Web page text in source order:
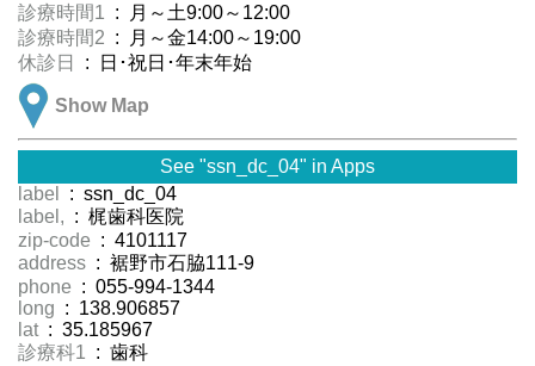
診療時間1 : 月～土9:00～12:00
診療時間2 : 月～金14:00～19:00
休診日
: 日･祝日･年末年始
Show Map
See "ssn_dc_04" in Apps
label
: ssn_dc_04
label, : 梶歯科医院
zip-code : 4101117
address : 裾野市石脇111-9
phone : 055-994-1344
long : 138.906857
lat : 35.185967
診療科1 : 歯科